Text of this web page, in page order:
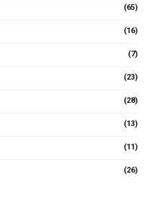
(65)
(16)
(7)
(23)
(28)
(13)
(11)
(26)